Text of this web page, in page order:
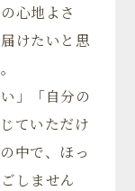
心地よさ
けたいと思
」「自分の
ていただけ
中で、ほっ
しません